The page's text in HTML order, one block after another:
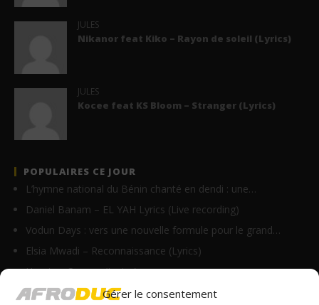
Gérer le consentement
JULES
Nikanor feat Kiko – Rayon de soleil (Lyrics)
JULES
Kocee feat KS Bloom – Stranger (Lyrics)
POPULAIRES CE JOUR
L’hymne national du Bénin chanté en dendi : une…
Daniel Banam – EL YAH Lyrics (Live recording)
Vodun Days : vers une nouvelle formule pour le grand…
Elsia Mwadi – Reconnaissance (Lyrics)
Homix – On y va (Lyrics)
Innoss’B – Avertissement (Clip Officiel)